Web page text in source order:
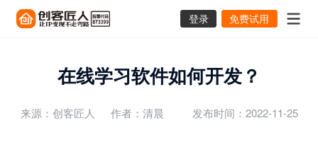
登录 免费试用
在线学习软件如何开发？
来源：创客匠人 作者：清晨 发布时间：2022-11-25